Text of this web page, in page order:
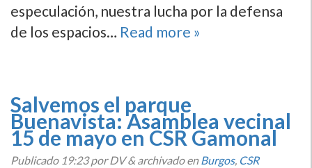
especulación, nuestra lucha por la defensa
de los espacios… Read more »
Salvemos el parque
Buenavista: Asamblea vecinal
15 de mayo en CSR Gamonal
Publicado 19:23por DV&archivado enBurgos, CSR